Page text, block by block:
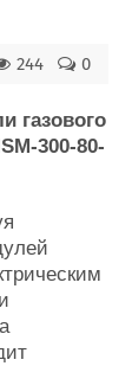
0
244
газового
300-80-